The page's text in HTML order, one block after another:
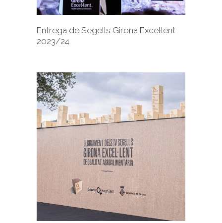
Entrega de Segells Girona Excel·lent
2023/24
+